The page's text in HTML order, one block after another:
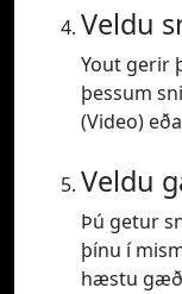
Veldu
Yout gerir
þessum
(Video)
Veldu
Þú getur
þínu í
hæstu